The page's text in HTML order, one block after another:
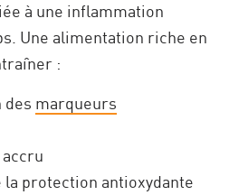
à une inflammation
Une alimentation riche en
:
des marqueurs
protection antioxydante